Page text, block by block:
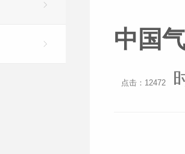
中国
点击：12472